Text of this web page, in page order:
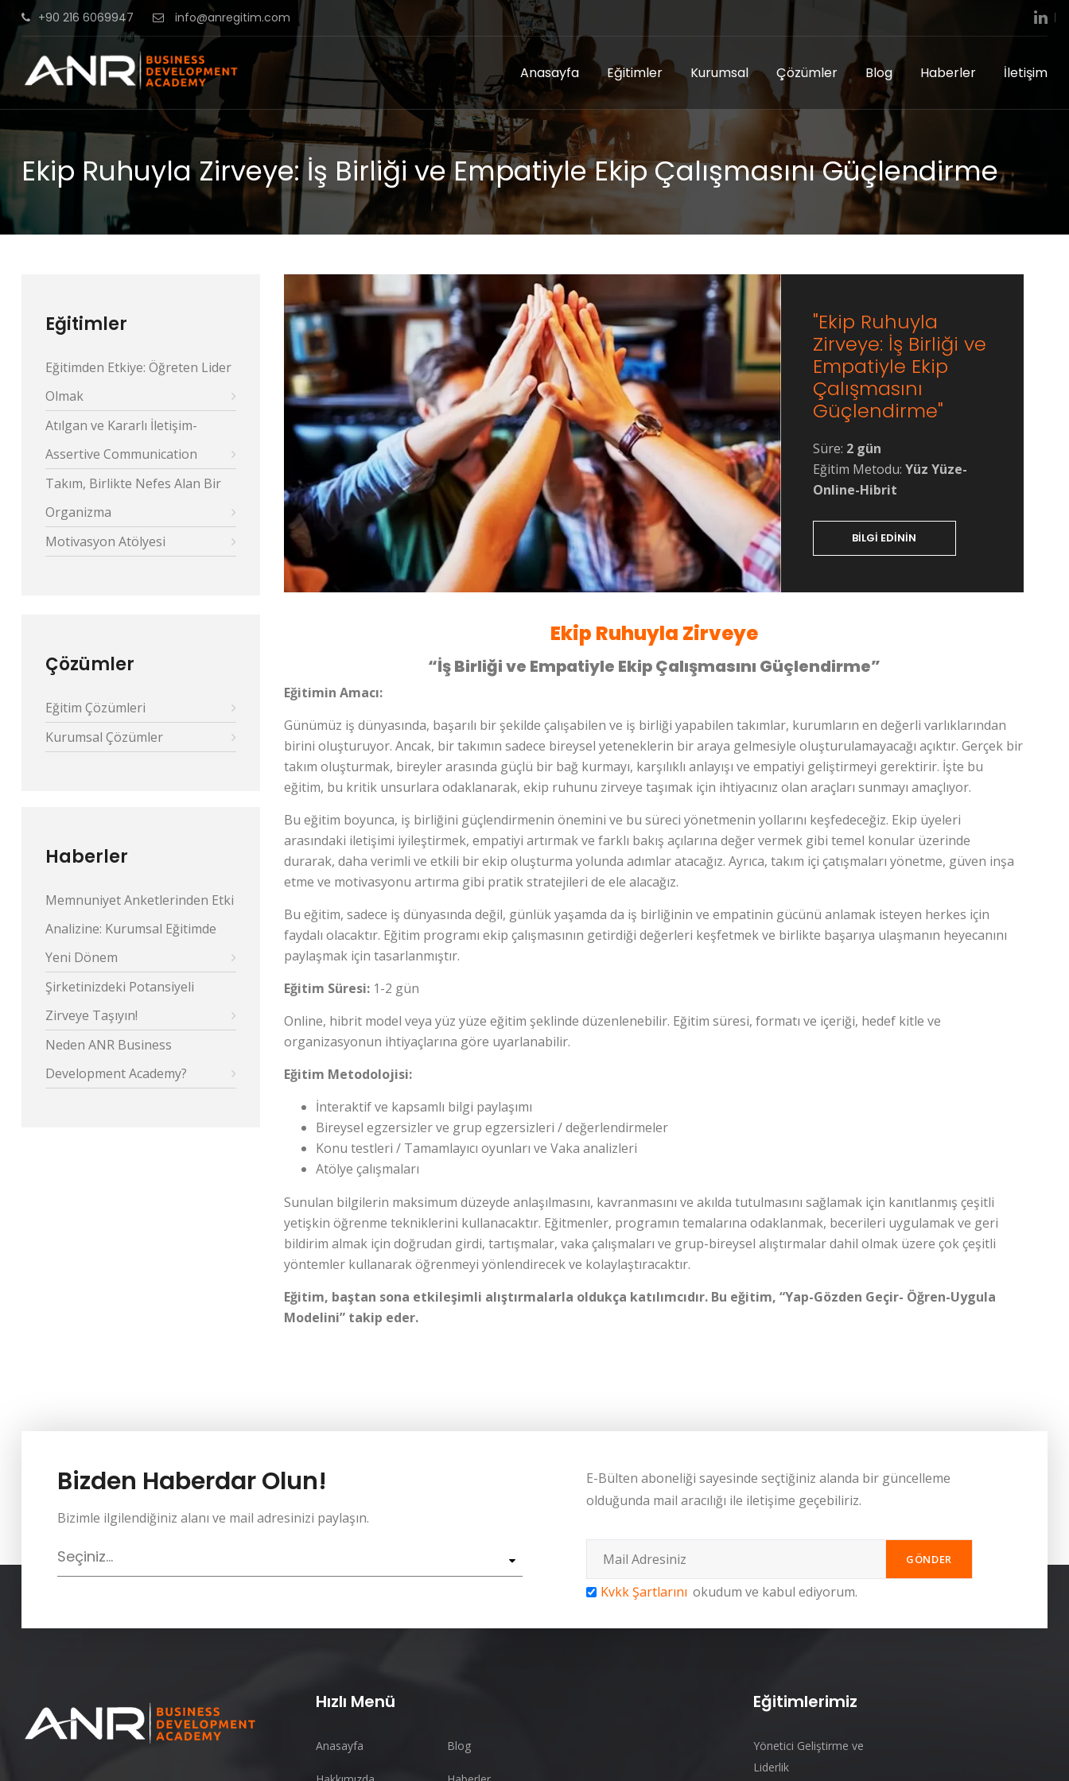
+90 216 6069947 info@anregitim.com
Anasayfa Eğitimler Kurumsal Çözümler Blog Haberler İletişim
Ekip Ruhuyla Zirveye: İş Birliği ve Empatiyle Ekip Çalışmasını Güçlendirme
"Ekip Ruhuyla
Zirveye: İş Birliği ve
Empatiyle Ekip
Çalışmasını
Güçlendirme"
Süre: 2 gün
Eğitim Metodu: Yüz Yüze-
Online-Hibrit
BILGI EDININ
Ekip Ruhuyla Zirveye
“İş Birliği ve Empatiyle Ekip Çalışmasını Güçlendirme”
Eğitimin Amacı:
Günümüz iş dünyasında, başarılı bir şekilde çalışabilen ve iş birliği yapabilen takımlar, kurumların en değerli varlıklarından
birini oluşturuyor. Ancak, bir takımın sadece bireysel yeteneklerin bir araya gelmesiyle oluşturulamayacağı açıktır. Gerçek bir
takım oluşturmak, bireyler arasında güçlü bir bağ kurmayı, karşılıklı anlayışı ve empatiyi geliştirmeyi gerektirir. İşte bu
eğitim, bu kritik unsurlara odaklanarak, ekip ruhunu zirveye taşımak için ihtiyacınız olan araçları sunmayı amaçlıyor.
Bu eğitim boyunca, iş birliğini güçlendirmenin önemini ve bu süreci yönetmenin yollarını keşfedeceğiz. Ekip üyeleri
arasındaki iletişimi iyileştirmek, empatiyi artırmak ve farklı bakış açılarına değer vermek gibi temel konular üzerinde
durarak, daha verimli ve etkili bir ekip oluşturma yolunda adımlar atacağız. Ayrıca, takım içi çatışmaları yönetme, güven inşa
etme ve motivasyonu artırma gibi pratik stratejileri de ele alacağız.
Bu eğitim, sadece iş dünyasında değil, günlük yaşamda da iş birliğinin ve empatinin gücünü anlamak isteyen herkes için
faydalı olacaktır. Eğitim programı ekip çalışmasının getirdiği değerleri keşfetmek ve birlikte başarıya ulaşmanın heyecanını
paylaşmak için tasarlanmıştır.
Eğitim Süresi: 1-2 gün
Online, hibrit model veya yüz yüze eğitim şeklinde düzenlenebilir. Eğitim süresi, formatı ve içeriği, hedef kitle ve
organizasyonun ihtiyaçlarına göre uyarlanabilir.
Eğitim Metodolojisi:
İnteraktif ve kapsamlı bilgi paylaşımı
Bireysel egzersizler ve grup egzersizleri / değerlendirmeler
Konu testleri / Tamamlayıcı oyunları ve Vaka analizleri
Atölye çalışmaları
Sunulan bilgilerin maksimum düzeyde anlaşılmasını, kavranmasını ve akılda tutulmasını sağlamak için kanıtlanmış çeşitli
yetişkin öğrenme tekniklerini kullanacaktır. Eğitmenler, programın temalarına odaklanmak, becerileri uygulamak ve geri
bildirim almak için doğrudan girdi, tartışmalar, vaka çalışmaları ve grup-bireysel alıştırmalar dahil olmak üzere çok çeşitli
yöntemler kullanarak öğrenmeyi yönlendirecek ve kolaylaştıracaktır.
Eğitim, baştan sona etkileşimli alıştırmalarla oldukça katılımcıdır. Bu eğitim, “Yap-Gözden Geçir- Öğren-Uygula
Modelini” takip eder.
Eğitimler
Eğitimden Etkiye: Öğreten Lider
Olmak
Atılgan ve Kararlı İletişim-
Assertive Communication
Takım, Birlikte Nefes Alan Bir
Organizma
Motivasyon Atölyesi
Çözümler
Eğitim Çözümleri
Kurumsal Çözümler
Haberler
Memnuniyet Anketlerinden Etki
Analizine: Kurumsal Eğitimde
Yeni Dönem
Şirketinizdeki Potansiyeli
Zirveye Taşıyın!
Neden ANR Business
Development Academy?
Bizden Haberdar Olun!
Bizimle ilgilendiğiniz alanı ve mail adresinizi paylaşın.
Seçiniz...
E-Bülten aboneliği sayesinde seçtiğiniz alanda bir güncelleme
olduğunda mail aracılığı ile iletişime geçebiliriz.
GÖNDER
Kvkk Şartlarını okudum ve kabul ediyorum.
Hızlı Menü
Anasayfa Blog
Eğitimlerimiz
Yönetici Geliştirme ve
Liderlik